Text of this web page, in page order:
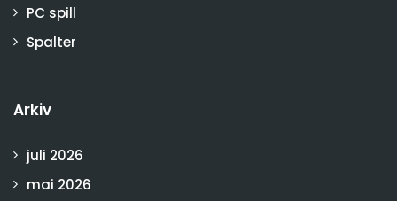
PC spill
Spalter
Arkiv
juli 2026
mai 2026